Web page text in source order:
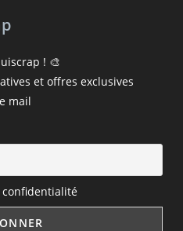
! 🎨
et offres exclusives
mail
confidentialité